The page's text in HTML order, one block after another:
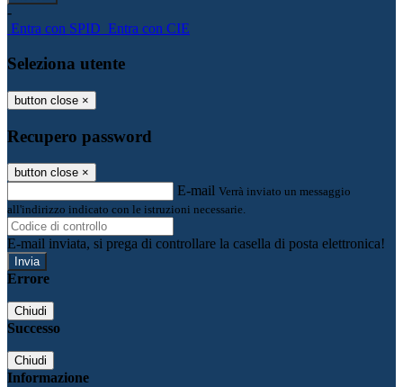
-
Entra con SPID Entra con CIE
Seleziona utente
button close ×
Recupero password
button close ×
E-mail Verrà inviato un messaggio
all'indirizzo indicato con le istruzioni necessarie.
E-mail inviata, si prega di controllare la casella di posta elettronica!
Errore
Chiudi
Successo
Chiudi
Informazione